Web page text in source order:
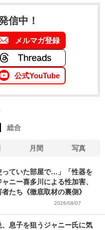
信中！
メルマガ登録
公式YouTube
総合
月間 写真
っていた部屋で…」「性器を
ニー喜多川による性加害、
たち《徹底取材の裏側》
2026/08/07
、息子を狙うジャニー氏に気